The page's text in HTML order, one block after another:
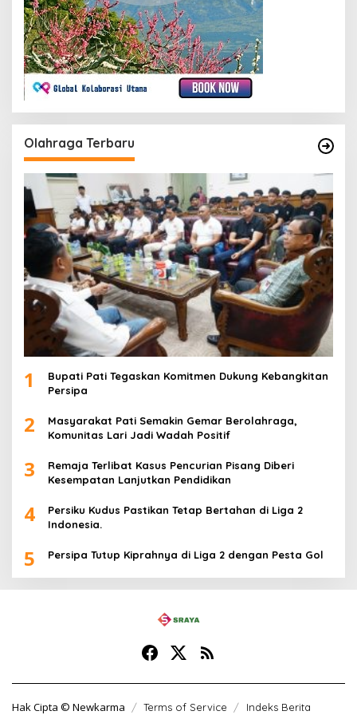
Olahraga Terbaru
1
Bupati Pati Tegaskan Komitmen Dukung Kebangkitan
Persipa
2
Masyarakat Pati Semakin Gemar Berolahraga,
Komunitas Lari Jadi Wadah Positif
3
Remaja Terlibat Kasus Pencurian Pisang Diberi
Kesempatan Lanjutkan Pendidikan
4
Persiku Kudus Pastikan Tetap Bertahan di Liga 2
Indonesia.
5 Persipa Tutup Kiprahnya di Liga 2 dengan Pesta Gol
Hak Cipta © Newkarma Terms of Service Indeks Berita